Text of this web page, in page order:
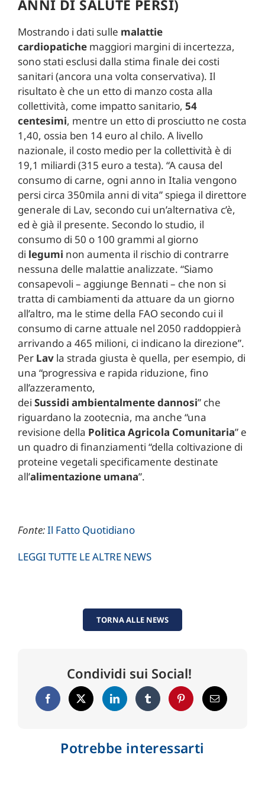
ANNI DI SALUTE PERSI)
Mostrando i dati sulle malattie
cardiopatichemaggiori margini di incertezza,
sono stati esclusi dalla stima finale dei costi
sanitari (ancora una volta conservativa). Il
risultato è che un etto di manzo costa alla
collettività, come impatto sanitario, 54
centesimi, mentre un etto di prosciutto ne costa
1,40, ossia ben 14 euro al chilo. A livello
nazionale, il costo medio per la collettività è di
19,1 miliardi (315 euro a testa). “A causa del
consumo di carne, ogni anno in Italia vengono
persi circa 350mila anni di vita” spiega il direttore
generale di Lav, secondo cui un’alternativa c’è,
ed è già il presente. Secondo lo studio, il
consumo di 50 o 100 grammi al giorno
di legumi non aumenta il rischio di contrarre
nessuna delle malattie analizzate. “Siamo
consapevoli – aggiunge Bennati – che non si
tratta di cambiamenti da attuare da un giorno
all’altro, ma le stime della FAO secondo cui il
consumo di carne attuale nel 2050 raddoppierà
arrivando a 465 milioni, ci indicano la direzione”.
Per Lavla strada giusta è quella, per esempio, di
una “progressiva e rapida riduzione, fino
all’azzeramento,
dei Sussidi ambientalmentedannosi” che
riguardano la zootecnia, ma anche “una
revisione della Politica Agricola Comunitaria” e
un quadro di finanziamenti “della coltivazione di
proteine vegetali specificamente destinate
all’alimentazione umana”.
Fonte:Il Fatto Quotidiano
LEGGI TUTTE LE ALTRE NEWS
TORNA ALLE NEWS
Condividi sui Social!
Potrebbe interessarti